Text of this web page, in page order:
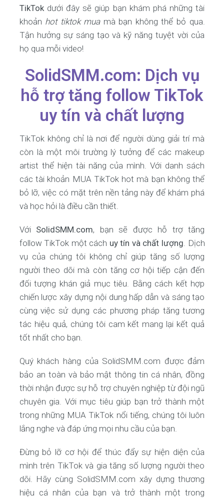
TikTokdưới đây sẽ giúp bạn khám phá những tài
khoản hot tiktok muamà bạn không thể bỏ qua.
Tận hưởng sự sáng tạo và kỹ năng tuyệt vời của
họ qua mỗi video!
SolidSMM.com: Dịch vụ
hỗ trợ tăng follow TikTok
uy tín và chất lượng
TikTok không chỉ là nơi để người dùng giải trí mà
còn là một môi trường lý tưởng để các makeup
artist thể hiện tài năng của mình. Với danh sách
các tài khoản MUA TikTok hot mà bạn không thể
bỏ lỡ, việc có mặt trên nền tảng này để khám phá
và học hỏi là điều cần thiết.
Với SolidSMM.com, bạn sẽ được hỗ trợ tăng
follow TikTok một cách uy tín và chất lượng. Dịch
vụ của chúng tôi không chỉ giúp tăng số lượng
người theo dõi mà còn tăng cơ hội tiếp cận đến
đối tượng khán giả mục tiêu. Bằng cách kết hợp
chiến lược xây dựng nội dung hấp dẫn và sáng tạo
cùng việc sử dụng các phương pháp tăng tương
tác hiệu quả, chúng tôi cam kết mang lại kết quả
tốt nhất cho bạn.
Quý khách hàng của SolidSMM.com được đảm
bảo an toàn và bảo mật thông tin cá nhân, đồng
thời nhận được sự hỗ trợ chuyên nghiệp từ đội ngũ
chuyên gia. Với mục tiêu giúp bạn trở thành một
trong những MUA TikTok nổi tiếng, chúng tôi luôn
lắng nghe và đáp ứng mọi nhu cầu của bạn.
Đừng bỏ lỡ cơ hội để thúc đẩy sự hiện diện của
mình trên TikTok và gia tăng số lượng người theo
dõi. Hãy cùng SolidSMM.com xây dựng thương
hiệu cá nhân của bạn và trở thành một trong